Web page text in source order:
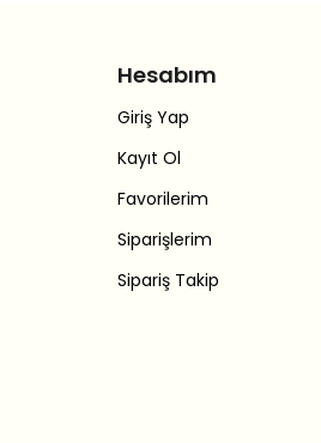
Hesabım
Giriş Yap
Kayıt Ol
Favorilerim
Siparişlerim
Sipariş Takip